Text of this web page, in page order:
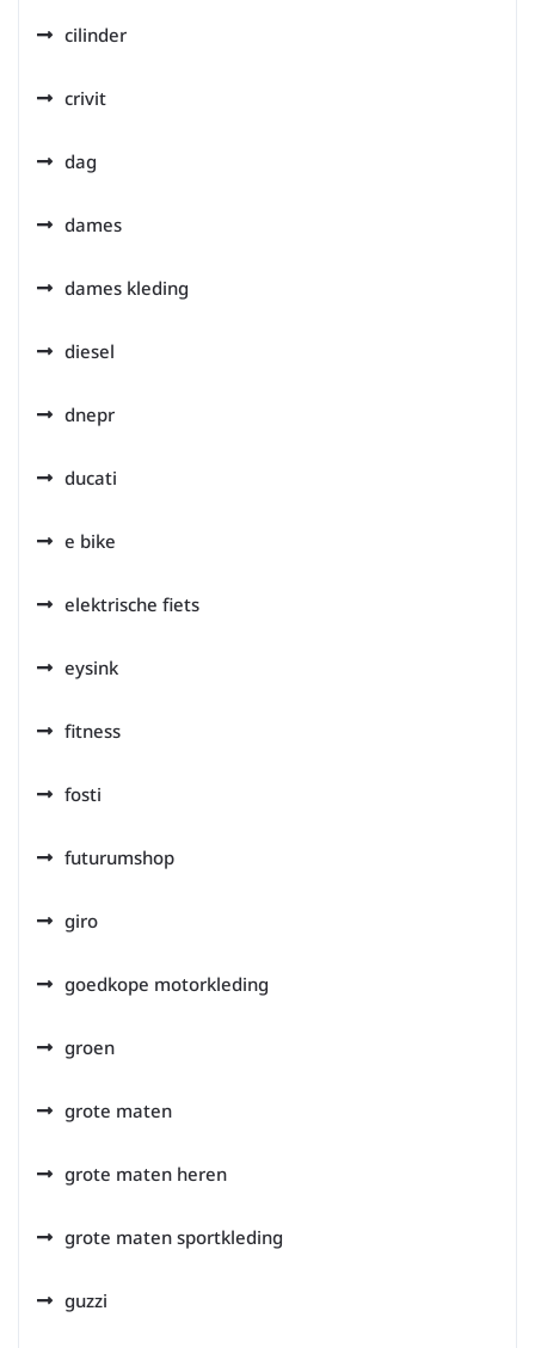
cilinder
crivit
dag
dames
dames kleding
diesel
dnepr
ducati
e bike
elektrische fiets
eysink
fitness
fosti
futurumshop
giro
goedkope motorkleding
groen
grote maten
grote maten heren
grote maten sportkleding
guzzi